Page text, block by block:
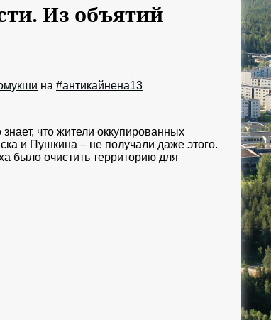
Из объятий
на #антикайнена13
что жители оккупированных
и Пушкина – не получали даже этого.
было очистить территорию для